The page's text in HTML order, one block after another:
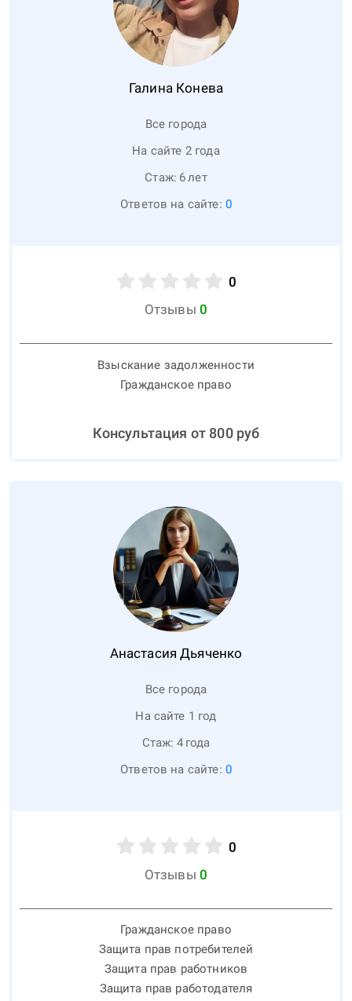
Галина Конева
Все города
На сайте 2 года
Стаж: 6лет
Ответов на сайте: 0
0
Отзывы 0
Взыскание задолженности
Гражданское право
Консультация от 800руб
Анастасия Дьяченко
Все города
На сайте 1 год
Стаж: 4 года
Ответов на сайте: 0
0
Отзывы 0
Гражданское право
Защита прав потребителей
Защита прав работников
Защита прав работодателя